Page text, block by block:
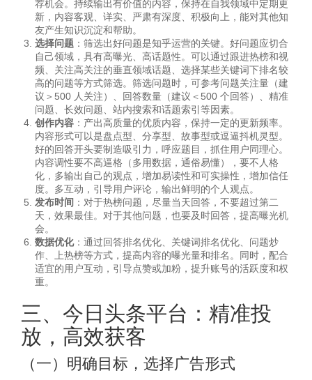
荐机会。持续输出有价值的内容，保持在自我领域中定期更
新，内容客观、详实、严肃有深度、积极向上，能对其他知
友产生知识沉淀和帮助。
选择问题 ：筛选出好问题是知乎运营的关键。好问题应切合
自己领域，具有高曝光、高话题性。可以通过跟进热榜和视
频、关注高关注的垂直领域话题、选择某些关键词下排名较
高的问题等方式筛选。筛选问题时，可参考问题关注量（建
议＞500 人关注）、回答数量（建议＜500 个回答）、精准
问题、长效问题、站内搜索和话题索引等因素。
创作内容 ：产出高质量的优质内容，保持一定的更新频率。
内容形式可以是盘点型、分享型、故事型或逗逼抖机灵型。
好的回答开头要制造吸引力，呼应题目，抓住用户同理心。
内容调性要不高逼格（多用数据，通俗易懂），要不人格
化，多输出自己的观点，增加易读性和可实操性，增加信任
度。多互动，引导用户评论，输出鲜明的个人观点。
发布时间 ：对于热榜问题，尽量当天回答，不要超过第二
天，效果最佳。对于其他问题，也要及时回答，提高曝光机
会。
数据优化：通过回答排名优化、关键词排名优化、问题炒
作、上热榜等方式，提高内容的曝光量和排名。同时，配合
适宜的用户互动，引导点赞或加粉，提升账号的活跃度和权
重。
三、今日头条平台：精准投
放，高效获客
（一）明确目标，选择广告形式